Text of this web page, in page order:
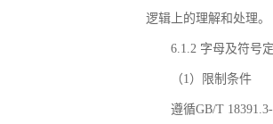
逻辑上的理解和处理。
6.1.2 字母及符号
（1）限制条件
遵循GB/T